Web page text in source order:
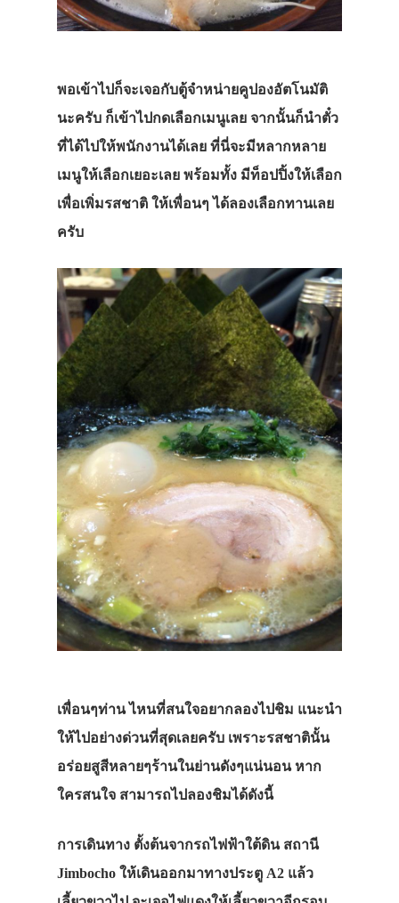
พอเข้าไปก็จะเจอกับตู้จำหน่ายคูปองอัตโนมัติ
นะครับ ก็เข้าไปกดเลือกเมนูเลย จากนั้นก็นำตั๋ว
ที่ได้ไปให้พนักงานได้เลย ที่นี่จะมีหลากหลาย
เมนูให้เลือกเยอะเลย พร้อมทั้ง มีท็อปปิ้งให้เลือก
เพื่อเพิ่มรสชาติ ให้เพื่อนๆ ได้ลองเลือกทานเลย
ครับ
เพื่อนๆท่าน ไหนที่สนใจอยากลองไปชิม แนะนำ
ให้ไปอย่างด่วนที่สุดเลยครับ เพราะรสชาตินั้น
อร่อยสูสีหลายๆร้านในย่านดังๆแน่นอน หาก
ใครสนใจ สามารถไปลองชิมได้ดังนี้
การเดินทาง ตั้งต้นจากรถไฟฟ้าใต้ดิน สถานี
Jimbocho ให้เดินออกมาทางประตู A2 แล้ว